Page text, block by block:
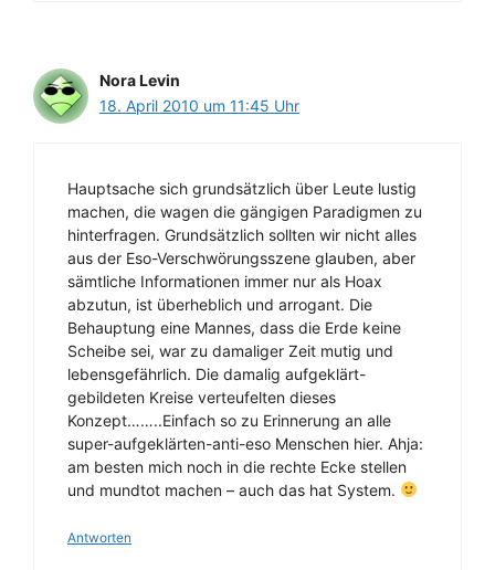
Nora Levin
18. April 2010 um 11:45 Uhr
Hauptsache sich grundsätzlich über Leute lustig
machen, die wagen die gängigen Paradigmen zu
hinterfragen. Grundsätzlich sollten wir nicht alles
aus der Eso-Verschwörungsszene glauben, aber
sämtliche Informationen immer nur als Hoax
abzutun, ist überheblich und arrogant. Die
Behauptung eine Mannes, dass die Erde keine
Scheibe sei, war zu damaliger Zeit mutig und
lebensgefährlich. Die damalig aufgeklärt-
gebildeten Kreise verteufelten dieses
Konzept……..Einfach so zu Erinnerung an alle
super-aufgeklärten-anti-eso Menschen hier. Ahja:
am besten mich noch in die rechte Ecke stellen
und mundtot machen – auch das hat System.
Antworten